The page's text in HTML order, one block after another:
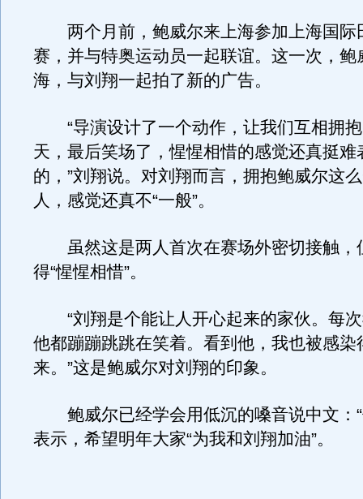
两个月前，鲍威尔来上海参加上海国际
赛，并与特奥运动员一起联谊。这一次，鲍
海，与刘翔一起拍了新的广告。
“导演设计了一个动作，让我们互相拥抱
天，最后笑场了，惺惺相惜的感觉还真挺难
的，”刘翔说。对刘翔而言，拥抱鲍威尔这
人，感觉还真不“一般”。
虽然这是两人首次在赛场外密切接触，
得“惺惺相惜”。
“刘翔是个能让人开心起来的家伙。每次
他都蹦蹦跳跳在笑着。看到他，我也被感染
来。”这是鲍威尔对刘翔的印象。
鲍威尔已经学会用低沉的嗓音说中文：“
表示，希望明年大家“为我和刘翔加油”。